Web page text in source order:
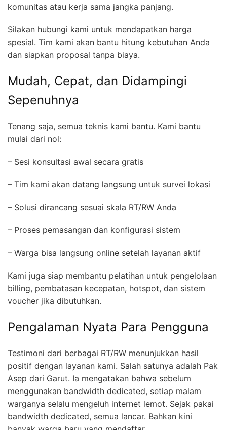
komunitas atau kerja sama jangka panjang.
Silakan hubungi kami untuk mendapatkan harga
spesial. Tim kami akan bantu hitung kebutuhan Anda
dan siapkan proposal tanpa biaya.
Mudah, Cepat, dan Didampingi
Sepenuhnya
Tenang saja, semua teknis kami bantu. Kami bantu
mulai dari nol:
– Sesi konsultasi awal secara gratis
– Tim kami akan datang langsung untuk survei lokasi
– Solusi dirancang sesuai skala RT/RW Anda
– Proses pemasangan dan konfigurasi sistem
– Warga bisa langsung online setelah layanan aktif
Kami juga siap membantu pelatihan untuk pengelolaan
billing, pembatasan kecepatan, hotspot, dan sistem
voucher jika dibutuhkan.
Pengalaman Nyata Para Pengguna
Testimoni dari berbagai RT/RW menunjukkan hasil
positif dengan layanan kami. Salah satunya adalah Pak
Asep dari Garut. Ia mengatakan bahwa sebelum
menggunakan bandwidth dedicated, setiap malam
warganya selalu mengeluh internet lemot. Sejak pakai
bandwidth dedicated, semua lancar. Bahkan kini